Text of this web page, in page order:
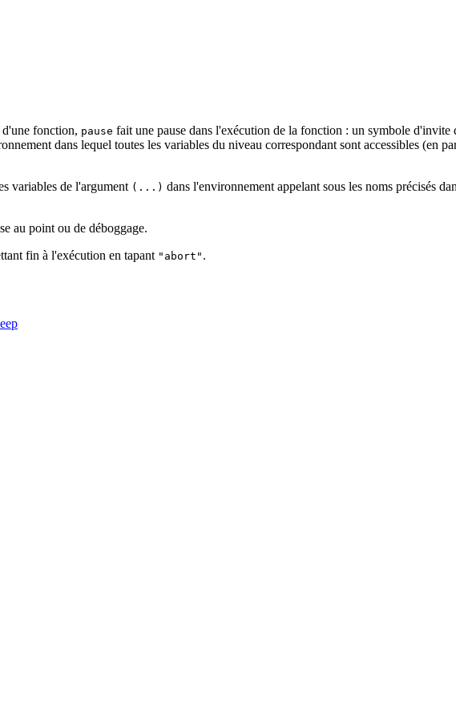
d'une fonction, pause fait une pause dans l'exécution de la fonction : un symbole
dans lequel toutes les variables du niveau correspondant sont accessibles (en
variables de l'argument (...) dans l'environnement appelant sous les noms précisés
au point ou de déboggage.
fin à l'exécution en tapant "abort" .